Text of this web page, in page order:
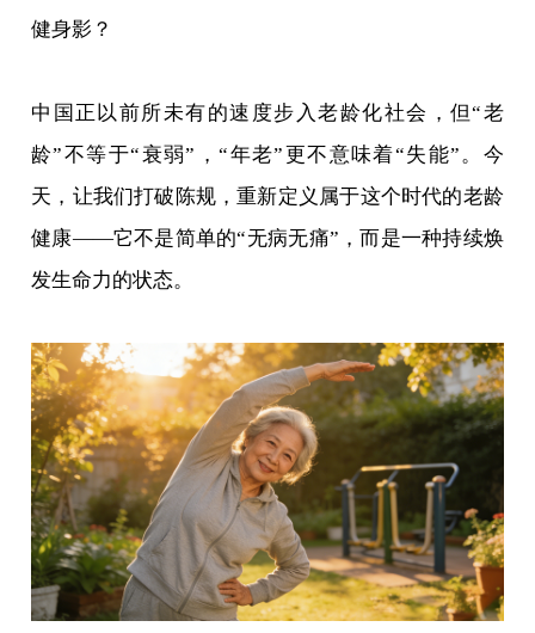
健身影？
中国正以前所未有的速度步入老龄化社会，但“老
龄”不等于“衰弱”，“年老”更不意味着“失能”。今
天，让我们打破陈规，重新定义属于这个时代的老龄
健康——它不是简单的“无病无痛”，而是一种持续焕
发生命力的状态。